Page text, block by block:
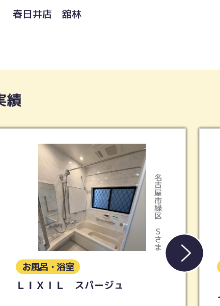
春日井店 舘林
績
天白区
Kさま
お風呂・浴室
【リクシル】リノビオV 1216サ